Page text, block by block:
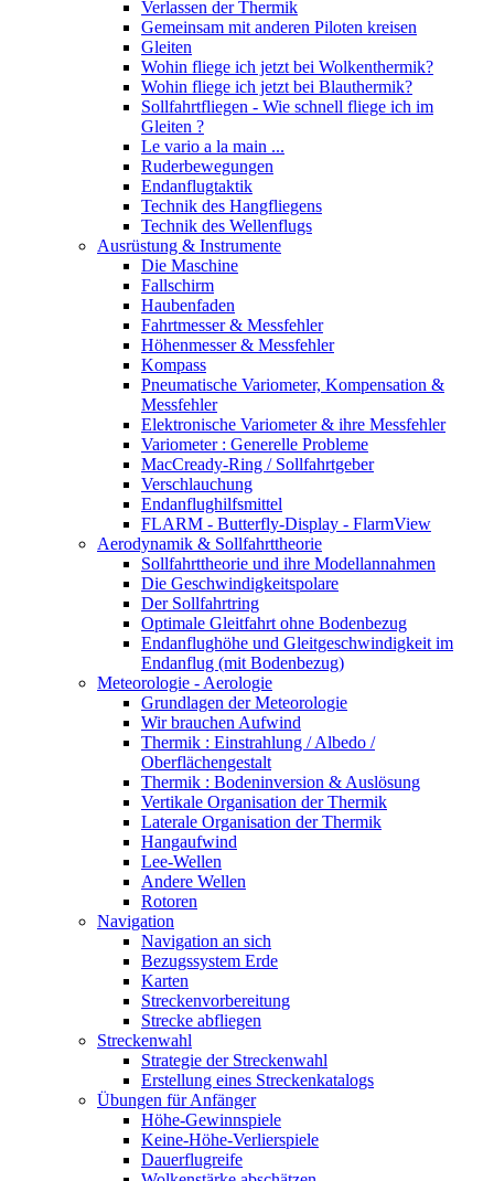
Verlassen der Thermik
Gemeinsam mit anderen Piloten kreisen
Gleiten
Wohin fliege ich jetzt bei Wolkenthermik?
Wohin fliege ich jetzt bei Blauthermik?
Sollfahrtfliegen - Wie schnell fliege ich im
Gleiten ?
Le vario a la main ...
Ruderbewegungen
Endanflugtaktik
Technik des Hangfliegens
Technik des Wellenflugs
Ausrüstung & Instrumente
Die Maschine
Fallschirm
Haubenfaden
Fahrtmesser & Messfehler
Höhenmesser & Messfehler
Kompass
Pneumatische Variometer, Kompensation &
Messfehler
Elektronische Variometer & ihre Messfehler
Variometer : Generelle Probleme
MacCready-Ring / Sollfahrtgeber
Verschlauchung
Endanflughilfsmittel
FLARM - Butterfly-Display - FlarmView
Aerodynamik & Sollfahrttheorie
Sollfahrttheorie und ihre Modellannahmen
Die Geschwindigkeitspolare
Der Sollfahrtring
Optimale Gleitfahrt ohne Bodenbezug
Endanflughöhe und Gleitgeschwindigkeit im
Endanflug (mit Bodenbezug)
Meteorologie - Aerologie
Grundlagen der Meteorologie
Wir brauchen Aufwind
Thermik : Einstrahlung / Albedo /
Oberflächengestalt
Thermik : Bodeninversion & Auslösung
Vertikale Organisation der Thermik
Laterale Organisation der Thermik
Hangaufwind
Lee-Wellen
Andere Wellen
Rotoren
Navigation
Navigation an sich
Bezugssystem Erde
Karten
Streckenvorbereitung
Strecke abfliegen
Streckenwahl
Strategie der Streckenwahl
Erstellung eines Streckenkatalogs
Übungen für Anfänger
Höhe-Gewinnspiele
Keine-Höhe-Verlierspiele
Dauerflugreife